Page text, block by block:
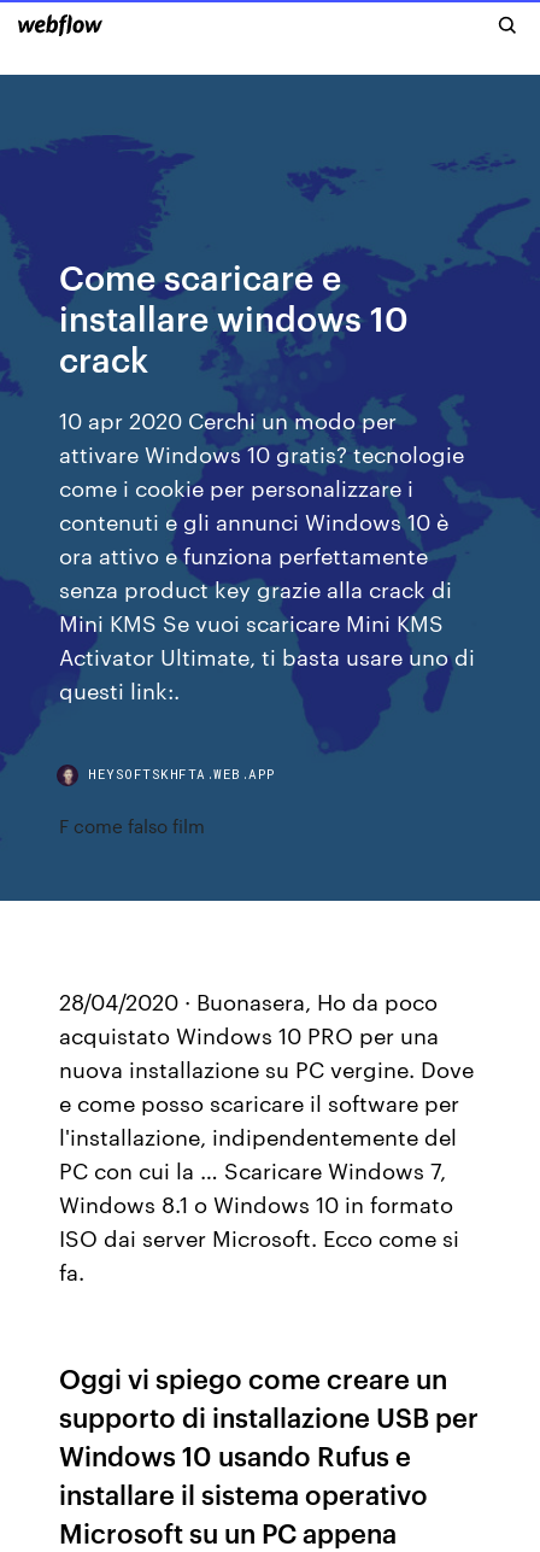
Come scaricare e
installare windows 10
crack
10 apr 2020 Cerchi un modo per
attivare Windows 10 gratis? tecnologie
come i cookie per personalizzare i
contenuti e gli annunci Windows 10 è
ora attivo e funziona perfettamente
senza product key grazie alla crack di
Mini KMS Se vuoi scaricare Mini KMS
Activator Ultimate, ti basta usare uno di
questi link:.
HEYSOFTSKHFTA.WEB.APP
F come falso film
28/04/2020 · Buonasera, Ho da poco
acquistato Windows 10 PRO per una
nuova installazione su PC vergine. Dove
e come posso scaricare il software per
l'installazione, indipendentemente del
PC con cui la … Scaricare Windows 7,
Windows 8.1 o Windows 10 in formato
ISO dai server Microsoft. Ecco come si
fa.
Oggi vi spiego come creare un
supporto di installazione USB per
Windows 10 usando Rufus e
installare il sistema operativo
Microsoft su un PC appena